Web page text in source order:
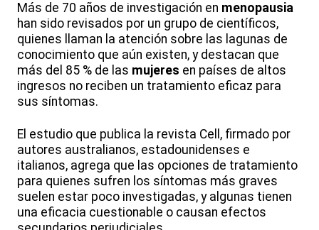
Más de 70 años de investigación en menopausia
han sido revisados por un grupo de científicos,
quienes llaman la atención sobre las lagunas de
conocimiento que aún existen, y destacan que
más del 85 % de las mujeres en países de altos
ingresos no reciben un tratamiento eficaz para
sus síntomas.
El estudio que publica la revista Cell, firmado por
autores australianos, estadounidenses e
italianos, agrega que las opciones de tratamiento
para quienes sufren los síntomas más graves
suelen estar poco investigadas, y algunas tienen
una eficacia cuestionable o causan efectos